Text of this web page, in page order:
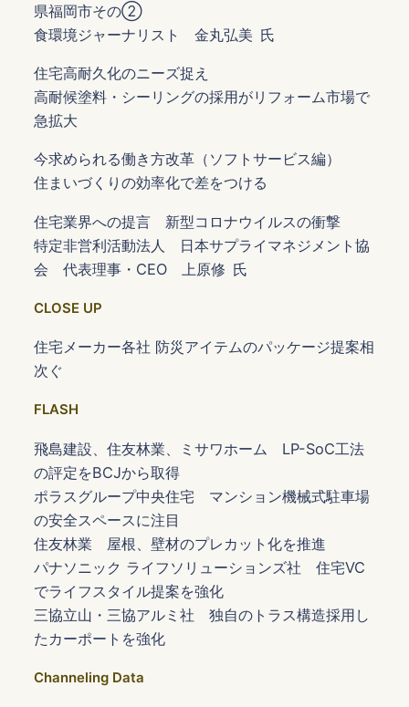
県福岡市その②
食環境ジャーナリスト 金丸弘美 氏
住宅高耐久化のニーズ捉え
高耐候塗料・シーリングの採用がリフォーム市場で
急拡大
今求められる働き方改革（ソフトサービス編）
住まいづくりの効率化で差をつける
住宅業界への提言 新型コロナウイルスの衝撃
特定非営利活動法人 日本サプライマネジメント協
会 代表理事・CEO 上原修 氏
CLOSE UP
住宅メーカー各社 防災アイテムのパッケージ提案相
次ぐ
FLASH
飛島建設、住友林業、ミサワホーム LP-SoC工法
の評定をBCJから取得
ポラスグループ中央住宅 マンション機械式駐車場
の安全スペースに注目
住友林業 屋根、壁材のプレカット化を推進
パナソニック ライフソリューションズ社 住宅VC
でライフスタイル提案を強化
三協立山・三協アルミ社 独自のトラス構造採用し
たカーポートを強化
Channeling Data